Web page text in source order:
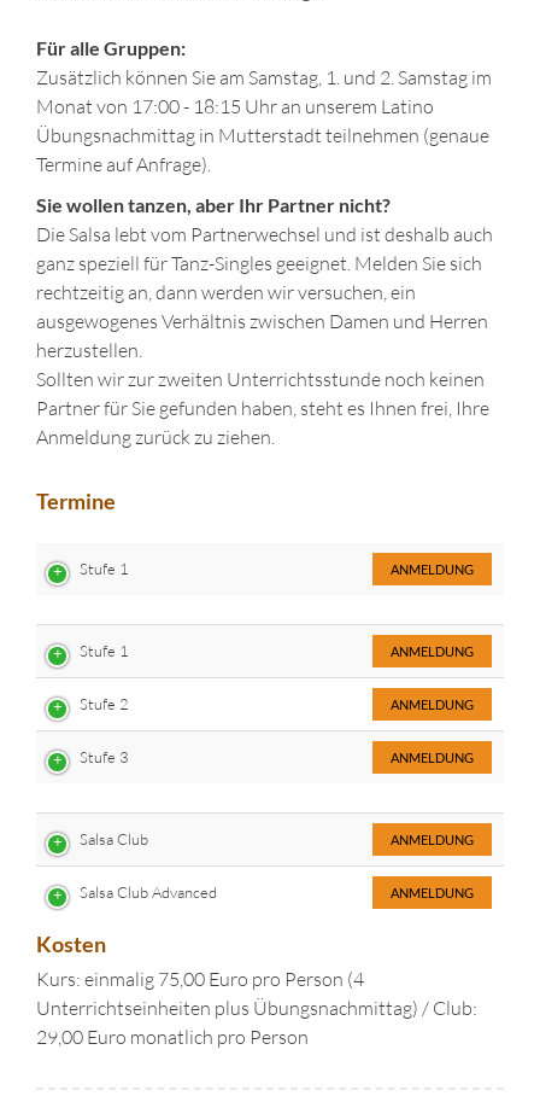
Für alle Gruppen:
Zusätzlich können Sie am Samstag, 1. und 2. Samstag im
Monat von 17:00 - 18:15 Uhr an unserem Latino
Übungsnachmittag in Mutterstadt teilnehmen (genaue
Termine auf Anfrage).
Sie wollen tanzen, aber Ihr Partner nicht?
Die Salsa lebt vom Partnerwechsel und ist deshalb auch
ganz speziell für Tanz-Singles geeignet. Melden Sie sich
rechtzeitig an, dann werden wir versuchen, ein
ausgewogenes Verhältnis zwischen Damen und Herren
herzustellen.
Sollten wir zur zweiten Unterrichtsstunde noch keinen
Partner für Sie gefunden haben, steht es Ihnen frei, Ihre
Anmeldung zurück zu ziehen.
Termine
Stufe 1 ANMELDUNG
Stufe 1 ANMELDUNG
Stufe 2 ANMELDUNG
Stufe 3 ANMELDUNG
Salsa Club ANMELDUNG
Salsa Club Advanced ANMELDUNG
Kosten
Kurs: einmalig 75,00 Euro pro Person (4
Unterrichtseinheiten plus Übungsnachmittag) / Club:
29,00 Euro monatlich pro Person